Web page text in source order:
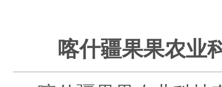
喀什疆果果农业